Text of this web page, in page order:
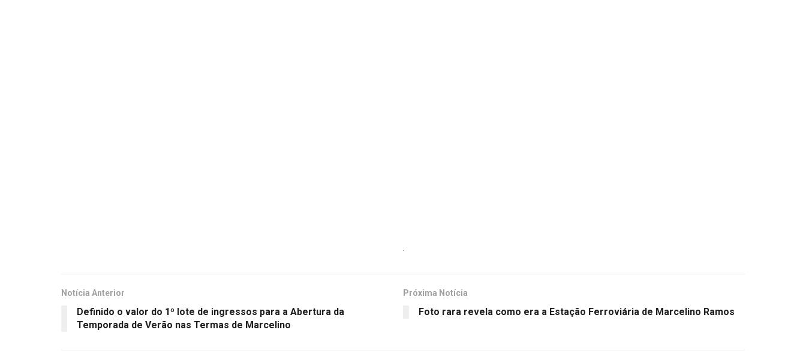
Notícia Anterior
Definido o valor do 1º lote de ingressos para a Abertura da
Temporada de Verão nas Termas de Marcelino
Próxima Notícia
Foto rara revela como era a Estação Ferroviária de Marcelino Ramos